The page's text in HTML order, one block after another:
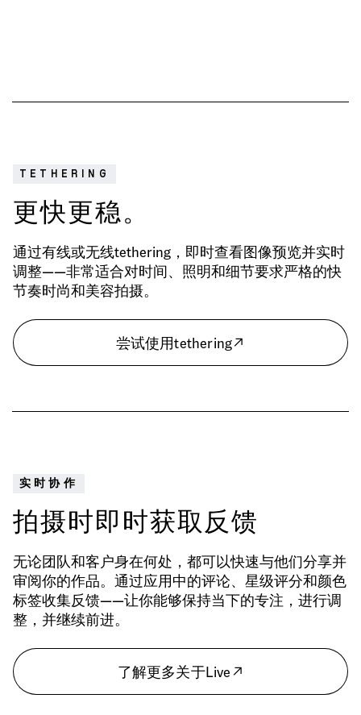
TETHERING
更快更稳。
通过有线或无线tethering，即时查看图像预览并实时
调整——非常适合对时间、照明和细节要求严格的快
节奏时尚和美容拍摄。
尝试使用tethering
实时协作
拍摄时即时获取反馈
无论团队和客户身在何处，都可以快速与他们分享并
审阅你的作品。通过应用中的评论、星级评分和颜色
标签收集反馈——让你能够保持当下的专注，进行调
整，并继续前进。
了解更多关于Live